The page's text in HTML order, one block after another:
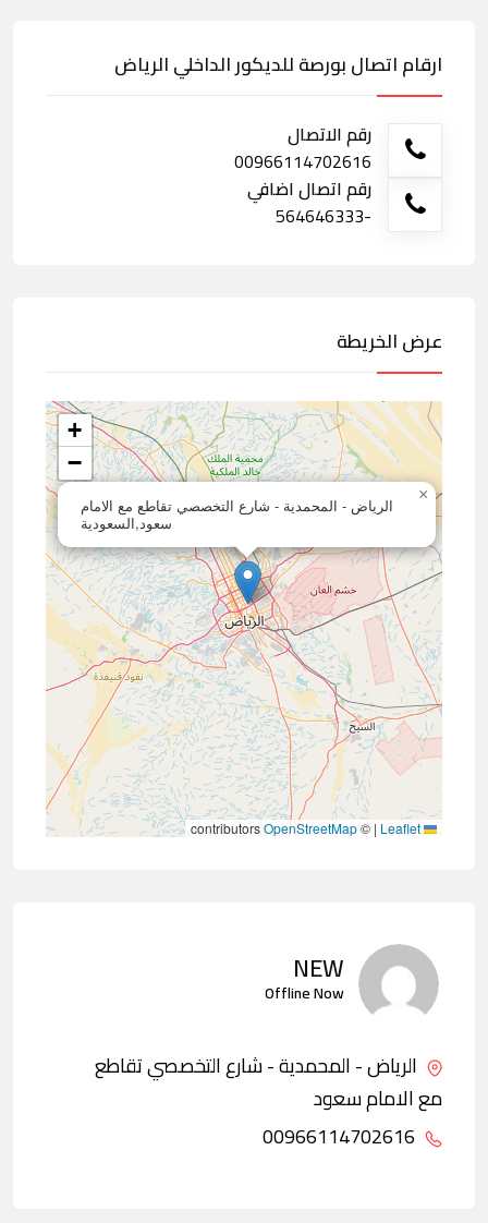
ارقام اتصال بورصة للديكور الداخلي الرياض
رقم الاتصال
00966114702616
رقم اتصال اضافي
-564646333
عرض الخريطة
الرياض - المحمدية - شارع التخصصي تقاطع مع الامام
سعود,السعودية
×
+
−
|
©
OpenStreetMap
NEW
Offline Now
الرياض - المحمدية - شارع التخصصي تقاطع
مع الامام سعود